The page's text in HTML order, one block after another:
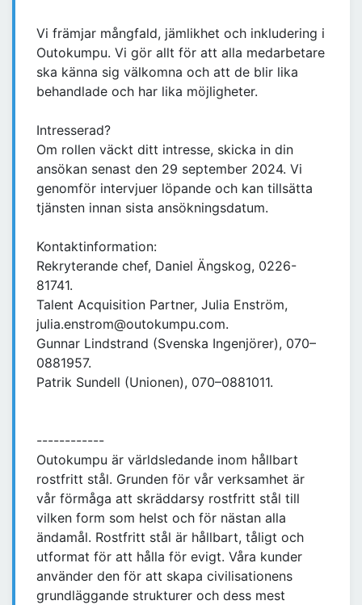
Vi främjar mångfald, jämlikhet och inkludering i
Outokumpu. Vi gör allt för att alla medarbetare
ska känna sig välkomna och att de blir lika
behandlade och har lika möjligheter.
Intresserad?
Om rollen väckt ditt intresse, skicka in din
ansökan senast den 29 september 2024. Vi
genomför intervjuer löpande och kan tillsätta
tjänsten innan sista ansökningsdatum.
Kontaktinformation:
Rekryterande chef, Daniel Ängskog, 0226-
81741.
Talent Acquisition Partner, Julia Enström,
julia.enstrom@outokumpu.com.
Gunnar Lindstrand (Svenska Ingenjörer), 070–
0881957.
Patrik Sundell (Unionen), 070–0881011.
------------
Outokumpu är världsledande inom hållbart
rostfritt stål. Grunden för vår verksamhet är
vår förmåga att skräddarsy rostfritt stål till
vilken form som helst och för nästan alla
ändamål. Rostfritt stål är hållbart, tåligt och
utformat för att hålla för evigt. Våra kunder
använder den för att skapa civilisationens
grundläggande strukturer och dess mest